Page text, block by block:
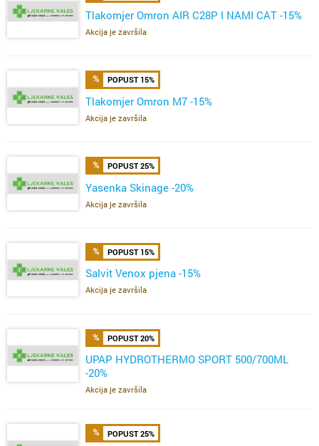
Tlakomjer Omron AIR C28P I NAMI CAT -15%
Akcija je završila
POPUST 15%
Tlakomjer Omron M7 -15%
Akcija je završila
POPUST 25%
Yasenka Skinage -20%
Akcija je završila
POPUST 15%
Salvit Venox pjena -15%
Akcija je završila
POPUST 20%
UPAP HYDROTHERMO SPORT 500/700ML
-20%
Akcija je završila
POPUST 25%